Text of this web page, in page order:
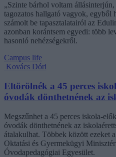
„Szinte bárhol voltam
tagozatos hallgató vagyok, egyből
számolt be tapasztalatairól az
azonban korántsem egyedi: több
hasonló nehézségekről.
Campus life
Kovács Dóri
Eltörölnék a 45 perces
óvodák dönthetnének az
Megszűnhet a 45 perces iskola-
óvodák dönthetnének az
átalakulhat. Többek között ezeket
Oktatási és Gyermekügyi
Óvodapedagógiai Egyesület.